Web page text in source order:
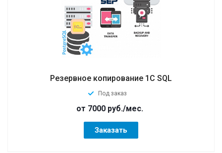
Резервное копирование 1C SQL
Под заказ
от 7000 руб./мес.
Заказать